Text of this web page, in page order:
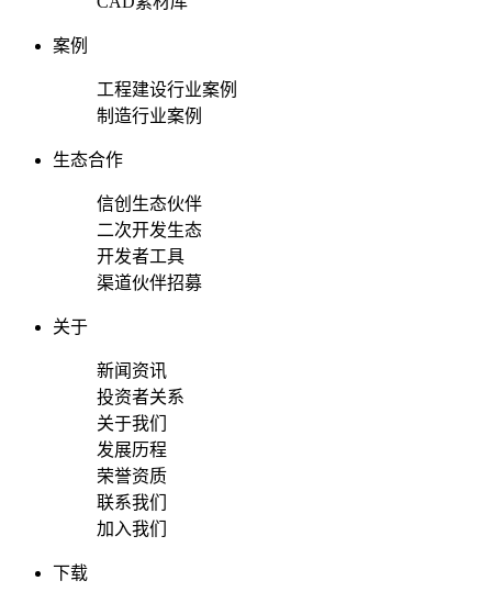
案例
工程建设行业案例
制造行业案例
生态合作
信创生态伙伴
二次开发生态
开发者工具
渠道伙伴招募
关于
新闻资讯
投资者关系
关于我们
发展历程
荣誉资质
联系我们
加入我们
下载